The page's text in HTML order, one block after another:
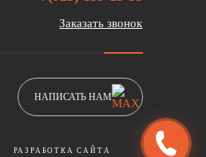
Заказать звонок
НАПИСАТЬ НАМ
РАЗРАБОТКА САЙТА